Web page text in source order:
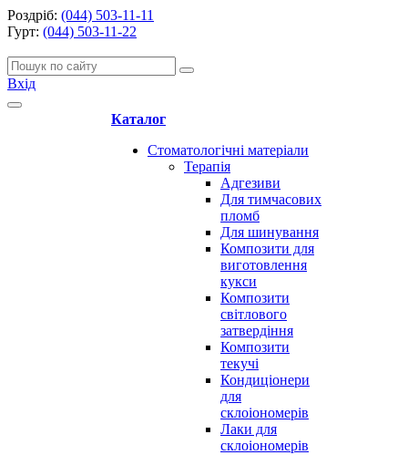
Роздріб: (044) 503-11-11
Гурт: (044) 503-11-22
Вхід
Каталог
Стоматологічні матеріали
Терапія
Адгезиви
Для тимчасових
пломб
Для шинування
Композити для
виготовлення
кукси
Композити
світлового
затвердіння
Композити
текучі
Кондиціонери
для
склоіономерів
Лаки для
склоіономерів